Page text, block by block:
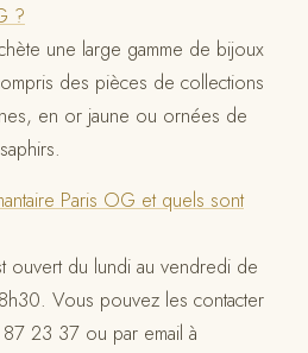
?
une large gamme de bijoux
des pièces de collections
en or jaune ou ornées de
Paris OG et quels sont
ouvert du lundi au vendredi de
Vous pouvez les contacter
23 37 ou par email à